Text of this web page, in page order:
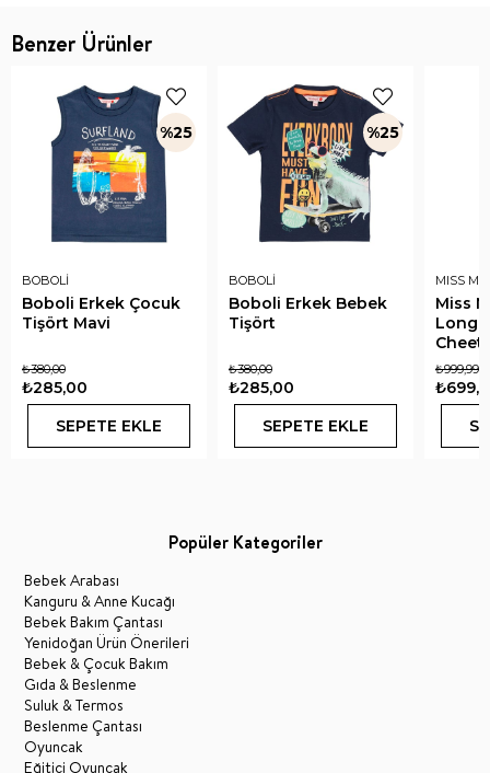
Benzer Ürünler
BOBOLİ
Boboli Erkek Çocuk
Tişört Mavi
₺285,00
₺380,00
SEPETE EKLE
%25
BOBOLİ
Boboli Erkek Bebek
Tişört
₺285,00
₺380,00
SEPETE EKLE
%25
MISS
Miss
Long
₺999,99
Popüler Kategoriler
Bebek Arabası
Kanguru & Anne Kucağı
Bebek Bakım Çantası
Yenidoğan Ürün Önerileri
Bebek & Çocuk Bakım
Gıda & Beslenme
Suluk & Termos
Beslenme Çantası
Oyuncak
Eğitici Oyuncak